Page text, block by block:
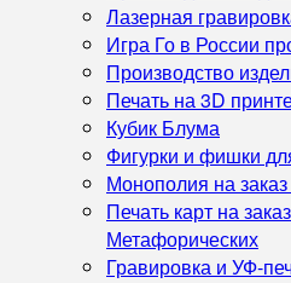
Лазерная
Игра Го в России
Производство
Печать на 3D
Кубик Блума
Фигурки и фишки
Монополия на
Печать карт на
Метафорических
Гравировка и